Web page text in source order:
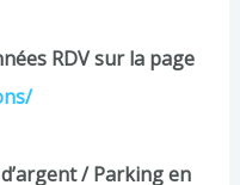
RDV sur la page
/ Parking en